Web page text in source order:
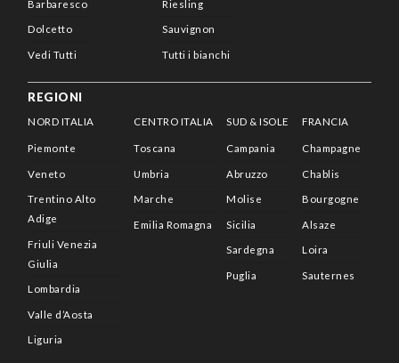
Barbaresco
Dolcetto
Vedi Tutti
Riesling
Sauvignon
Tutti i bianchi
REGIONI
NORD ITALIA
Piemonte
Veneto
Trentino Alto
Adige
Friuli Venezia
Giulia
Lombardia
Valle d’Aosta
Liguria
CENTRO ITALIA
Toscana
Umbria
Marche
Emilia Romagna
SUD & ISOLE
Campania
Abruzzo
Molise
Sicilia
Sardegna
Puglia
FRANCIA
Champagne
Chablis
Bourgogne
Alsaze
Loira
Sauternes